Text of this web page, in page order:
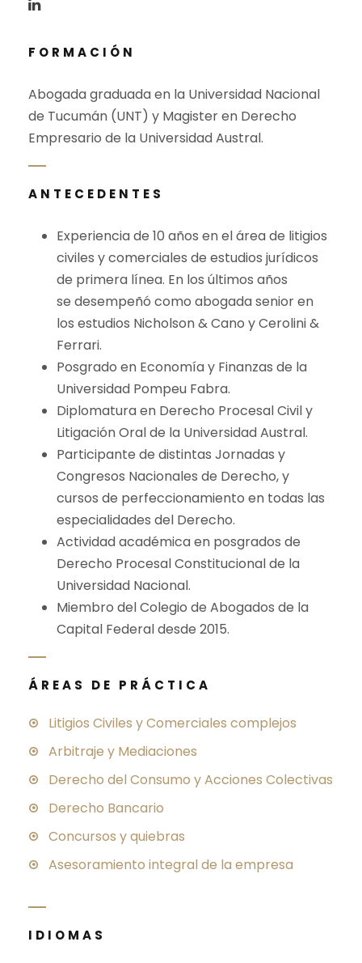
FORMACIÓN
Abogada graduada en la Universidad Nacional
de Tucumán (UNT) y Magister en Derecho
Empresario de la Universidad Austral.
ANTECEDENTES
Experiencia de 10 años en el área de litigios
civiles y comerciales de estudios jurídicos
de primera línea. En los últimos años
se desempeñó como abogada senior en
los estudios Nicholson & Cano y Cerolini &
Ferrari.
Posgrado en Economía y Finanzas de la
Universidad Pompeu Fabra.
Diplomatura en Derecho Procesal Civil y
Litigación Oral de la Universidad Austral.
Participante de distintas Jornadas y
Congresos Nacionales de Derecho, y
cursos de perfeccionamiento en todas las
especialidades del Derecho.
Actividad académica en posgrados de
Derecho Procesal Constitucional de la
Universidad Nacional.
Miembro del Colegio de Abogados de la
Capital Federal desde 2015.
ÁREAS DE PRÁCTICA
Litigios Civiles y Comerciales complejos
Arbitraje y Mediaciones
Derecho del Consumo y Acciones Colectivas
Derecho Bancario
Concursos y quiebras
Asesoramiento integral de la empresa
IDIOMAS